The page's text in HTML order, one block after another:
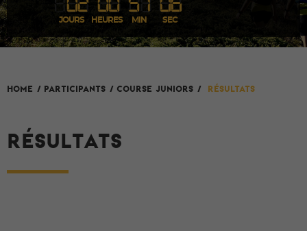
JOURS HEURES MIN SEC
HOME / Participants / Course Juniors / Résultats
RÉSULTATS